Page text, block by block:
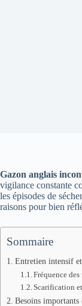
Gazon anglais
vigilance constante
les épisodes de
raisons pour bien
Sommaire
Entretien intensif
Fréquence
Scarification
Besoins importants